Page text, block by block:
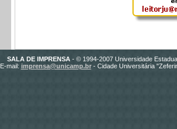
SALA DE IMPRENSA- © 1994-2007 Universidade
E-mail: imprensa@unicamp.br- Cidade Universitária